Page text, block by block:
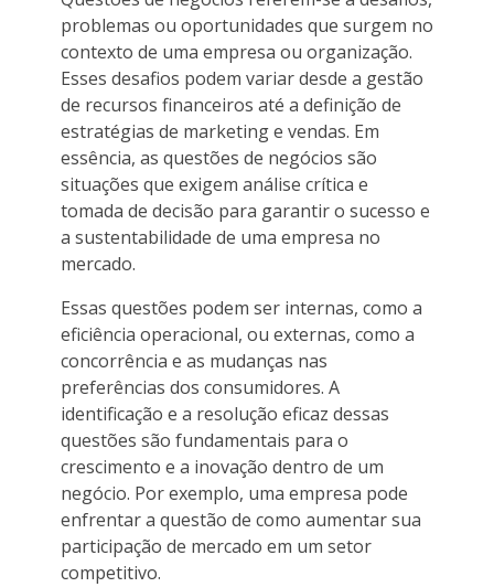
problemas ou oportunidades que surgem no
contexto de uma empresa ou organização.
Esses desafios podem variar desde a gestão
de recursos financeiros até a definição de
estratégias de marketing e vendas. Em
essência, as questões de negócios são
situações que exigem análise crítica e
tomada de decisão para garantir o sucesso e
a sustentabilidade de uma empresa no
mercado.
Essas questões podem ser internas, como a
eficiência operacional, ou externas, como a
concorrência e as mudanças nas
preferências dos consumidores. A
identificação e a resolução eficaz dessas
questões são fundamentais para o
crescimento e a inovação dentro de um
negócio. Por exemplo, uma empresa pode
enfrentar a questão de como aumentar sua
participação de mercado em um setor
competitivo.